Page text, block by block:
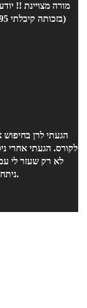
מורה מצויינת !!
בזכותה קיבלתי 95 באחד הקורסים הכי קשים בתואר (אלגוריתמים)
הגעתי לרן בחיפוש
לקורס. הגעתי אחרי
לא רק שעזר לי
ניתח את הבעיה ואיך בחר את המודלים. מומלץ בחום.